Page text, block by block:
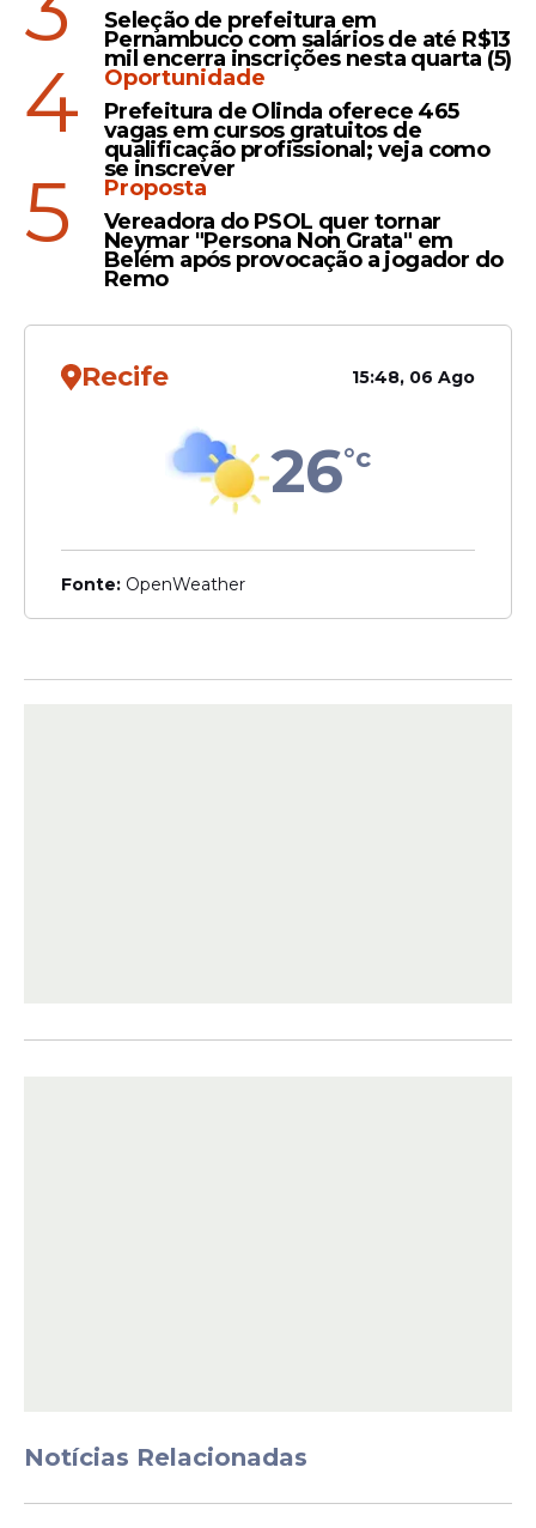
Oportunidades
Governo de Pernambuco
abre mais de 17 mil vagas
em cursos gratuitos de
tecnologia para estudantes
Veja Também
Adultos (EJA), estão disponíveis 2.940
vagas. Os cursos são voltados à área de
Visualização de Dados, com foco em temas
dados e desenvolvimento de habilidades
profissionais. Essa formação será oferecida
em 49 unidades de ensino, com 60 vagas
Matrícula nas escolas polo: 6 a 13 de
Início das aulas: 6 de abril
Seleção de prefeitura em
Pernambuco com salários de até R$13
mil encerra inscrições nesta quarta (5)
4
Oportunidade
Prefeitura de Olinda oferece 465
vagas em cursos gratuitos de
qualificação profissional; veja como
se inscrever
5
Proposta
Vereadora do PSOL quer tornar
Neymar "Persona Non Grata" em
Belém após provocação a jogador do
Remo
Recife 15:48, 06 Ago
26°c
Fonte: OpenWeather
Notícias Relacionadas